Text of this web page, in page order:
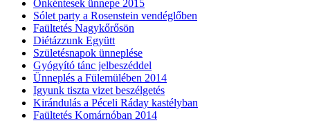
Önkéntesek ünnepe 2015
Sólet party a Rosenstein vendéglőben
Faültetés Nagykőrősön
Diétázzunk Együtt
Születésnapok ünneplése
Gyógyító tánc jelbeszéddel
Ünneplés a Fülemülében 2014
Igyunk tiszta vizet beszélgetés
Kirándulás a Péceli Ráday kastélyban
Faültetés Komárnóban 2014